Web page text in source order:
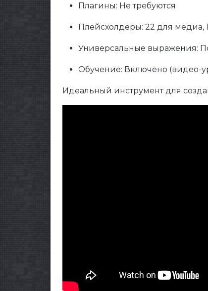
Плагины: Не требуются
Плейсхолдеры: 22 для медиа,
Универсальные выражения:
Обучение: Включено (видео-
Идеальный инструмент для